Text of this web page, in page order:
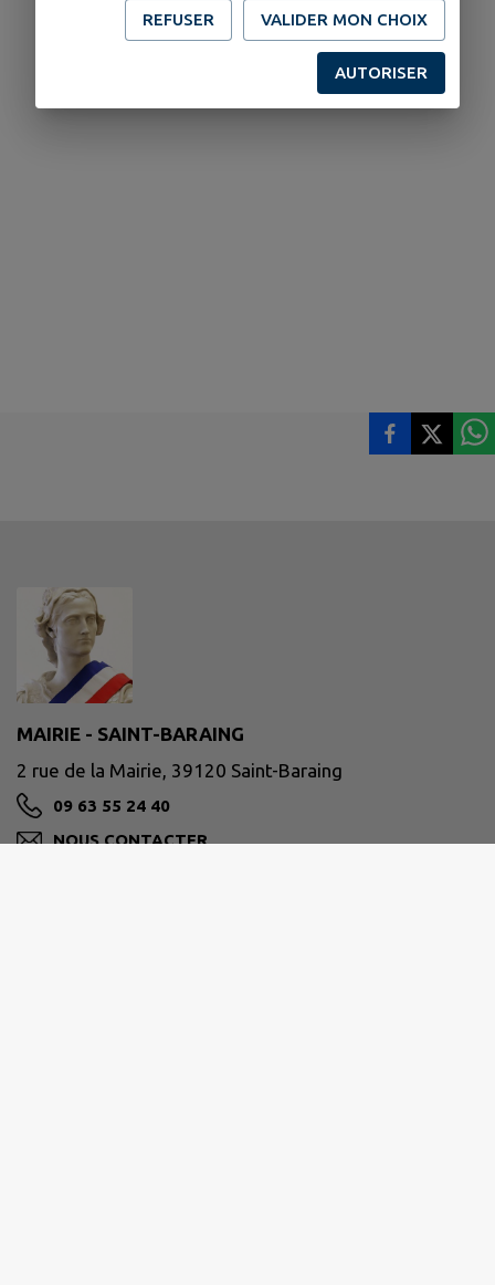
MAIRIE - SAINT-BARAING
2 rue de la Mairie, 39120 Saint-Baraing
09 63 55 24 40
NOUS CONTACTER
REFUSER VALIDER MON CHOIX
AUTORISER